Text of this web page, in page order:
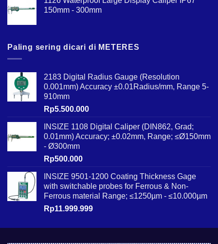
150mm - 300mm
Paling sering dicari di METERES
2183 Digital Radius Gauge (Resolution
0.001mm) Accuracy ±0.01Radius/mm, Range 5-
910mm
Rp5.500.000
INSIZE 1108 Digital Caliper (DIN862, Grad;
0.01mm) Accuracy; ±0.02mm, Range; ≤Ø150mm
- Ø300mm
Rp500.000
INSIZE 9501-1200 Coating Thickness Gage
with switchable probes for Ferrous & Non-
Ferrous material Range; ≤1250µm - ≤10.000µm
Rp11.999.999